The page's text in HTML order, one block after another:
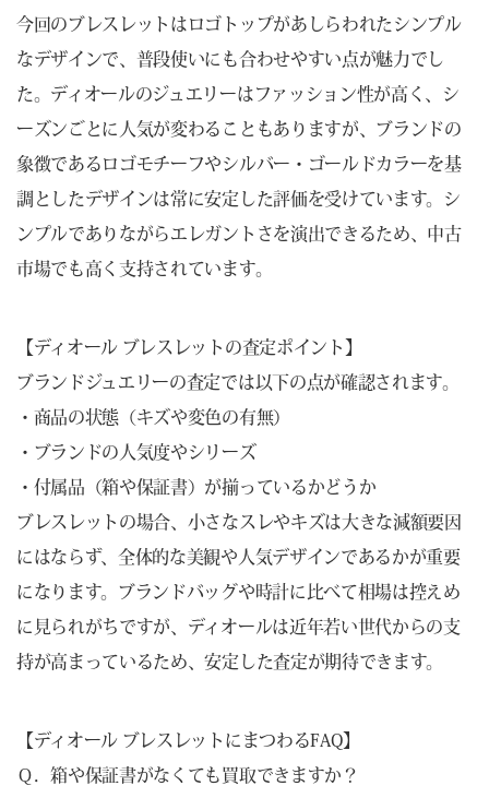
今回のブレスレットはロゴトップがあしらわれたシンプル
なデザインで、普段使いにも合わせやすい点が魅力でし
た。ディオールのジュエリーはファッション性が高く、シ
ーズンごとに人気が変わることもありますが、ブランドの
象徴であるロゴモチーフやシルバー・ゴールドカラーを基
調としたデザインは常に安定した評価を受けています。シ
ンプルでありながらエレガントさを演出できるため、中古
市場でも高く支持されています。
【ディオール ブレスレットの査定ポイント】
ブランドジュエリーの査定では以下の点が確認されます。
・商品の状態（キズや変色の有無）
・ブランドの人気度やシリーズ
・付属品（箱や保証書）が揃っているかどうか
ブレスレットの場合、小さなスレやキズは大きな減額要因
にはならず、全体的な美観や人気デザインであるかが重要
になります。ブランドバッグや時計に比べて相場は控えめ
に見られがちですが、ディオールは近年若い世代からの支
持が高まっているため、安定した査定が期待できます。
【ディオール ブレスレットにまつわるFAQ】
Ｑ．箱や保証書がなくても買取できますか？